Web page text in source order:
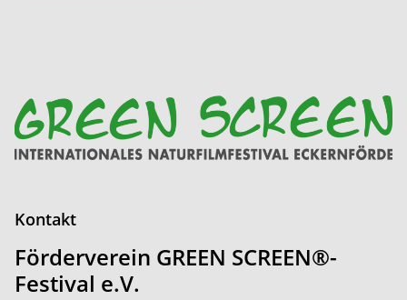
Kontakt
Förderverein GREEN SCREEN®-
Festival e.V.